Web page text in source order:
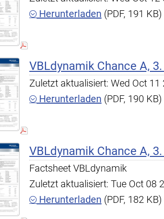
Herunterladen (PDF, 191 KB)
VBLdynamik Chance A,
Zuletzt aktualisiert: Wed Oct 11
Herunterladen (PDF, 190 KB)
VBLdynamik Chance A,
Factsheet VBLdynamik
Zuletzt aktualisiert: Tue Oct 08
Herunterladen (PDF, 182 KB)